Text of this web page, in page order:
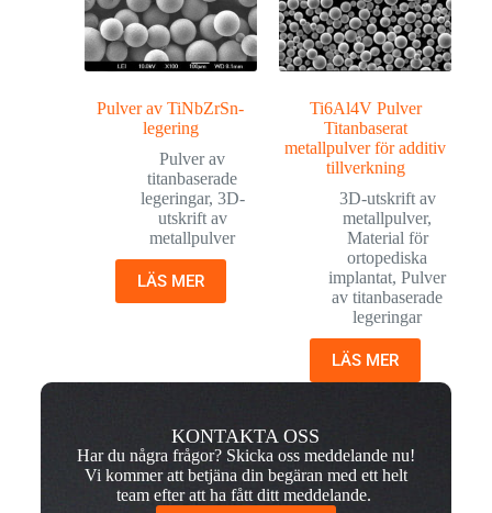
Pulver av TiNbZrSn-
legering
Pulver av
titanbaserade
legeringar, 3D-
utskrift av
metallpulver
LÄS MER
Ti6Al4V Pulver
Titanbaserat
metallpulver för additiv
tillverkning
3D-utskrift av
metallpulver,
Material för
ortopediska
implantat,Pulver
av titanbaserade
legeringar
LÄS MER
KONTAKTA OSS
Har du några frågor? Skicka oss meddelande nu!
Vi kommer att betjäna din begäran med ett helt
team efter att ha fått ditt meddelande.